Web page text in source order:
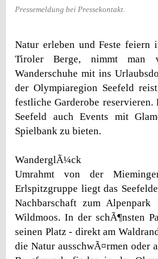
Pressemeldung bei Pressekontakt.
Natur erleben und Feste feiern
Tiroler Berge, nimmt man
Wanderschuhe mit ins
der Olympiaregion Seefeld
festliche Garderobe
Seefeld auch Events mit
Spielbank zu bieten.
WanderglÃ¼ck
Umrahmt von der
Erlspitzgruppe liegt das
Nachbarschaft zum Alpenpark
Wildmoos. In der schÃ¶nsten
seinen Platz - direkt am
die Natur ausschwÃ¤rmen oder